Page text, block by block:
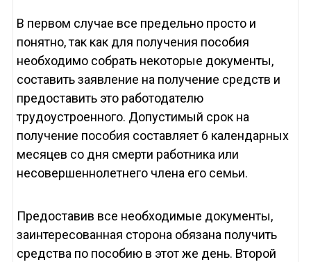
В первом случае все предельно просто и
понятно, так как для получения пособия
необходимо собрать некоторые документы,
составить заявление на получение средств и
предоставить это работодателю
трудоустроенного. Допустимый срок на
получение пособия составляет 6 календарных
месяцев со дня смерти работника или
несовершеннолетнего члена его семьи.
Предоставив все необходимые документы,
заинтересованная сторона обязана получить
средства по пособию в этот же день. Второй